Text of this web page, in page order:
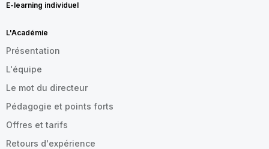
E-learning individuel
L'Académie
Présentation
L'équipe
Le mot du directeur
Pédagogie et points forts
Offres et tarifs
Retours d'expérience